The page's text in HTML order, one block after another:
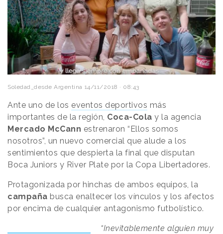
Soledad_desde Argentina 14/11/2018 · 08:43
Ante uno de los eventos deportivos más
importantes de la región, Coca-Cola y la agencia
Mercado McCann estrenaron “Ellos somos
nosotros”, un nuevo comercial que alude a los
sentimientos que despierta la final que disputan
Boca Juniors y River Plate por la Copa Libertadores.
Protagonizada por hinchas de ambos equipos, la
campaña busca enaltecer los vínculos y los afectos
por encima de cualquier antagonismo futbolístico.
“Inevitablemente alguien muy